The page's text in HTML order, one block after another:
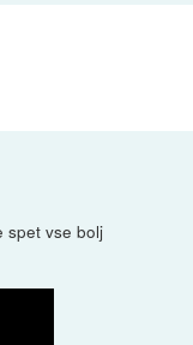
spet vse bolj